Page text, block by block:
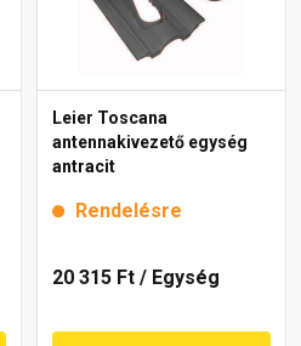
Leier Toscana
antennakivezető egység
antracit
Rendelésre
20 315 Ft / Egység